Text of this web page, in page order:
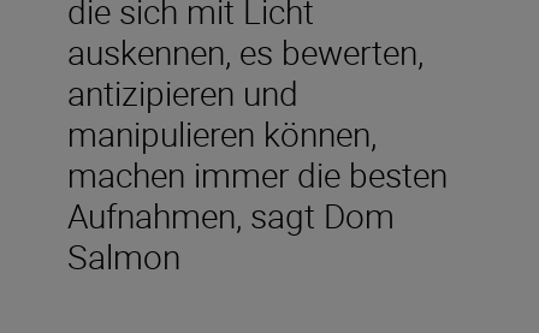
die sich mit Licht
auskennen, es bewerten,
antizipieren und
manipulieren können,
machen immer die besten
Aufnahmen, sagt Dom
Salmon